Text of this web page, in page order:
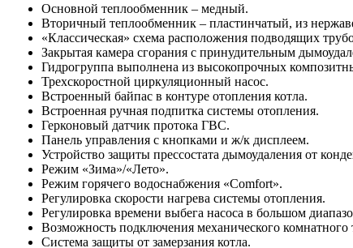
Основной теплообменник – медный.
Вторичный теплообменник – пластинчатый, из
«Классическая» схема расположения подводящих
Закрытая камера сгорания с принудительным
Гидрогруппа выполнена из высокопрочных
Трехскоростной циркуляционный насос.
Встроенный байпас в контуре отопления котла.
Встроенная ручная подпитка системы отопления.
Герконовый датчик протока ГВС.
Панель управления с кнопками и ж/к дисплеем.
Устройство защиты прессостата дымоудаления от
Режим «Зима»/«Лето».
Режим горячего водоснабжения «Comfort».
Регулировка скорости нагрева системы отопления.
Регулировка времени выбега насоса в большом
Возможность подключения механического комнатного
Система защиты от замерзания котла.